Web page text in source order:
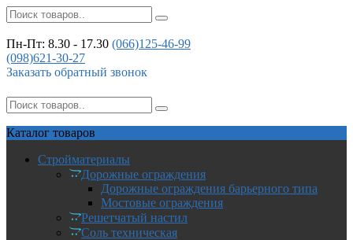
Пн-Пт: 8.30 - 17.30 (066)125-46-99
(098)621-30-27
Заказать обратный звонок
Каталог товаров
Стройматериалы
Дорожные ограждения
Дорожные ограждения барьерного типа
Мостовые ограждения
Решетчатый настил
Соль техническая